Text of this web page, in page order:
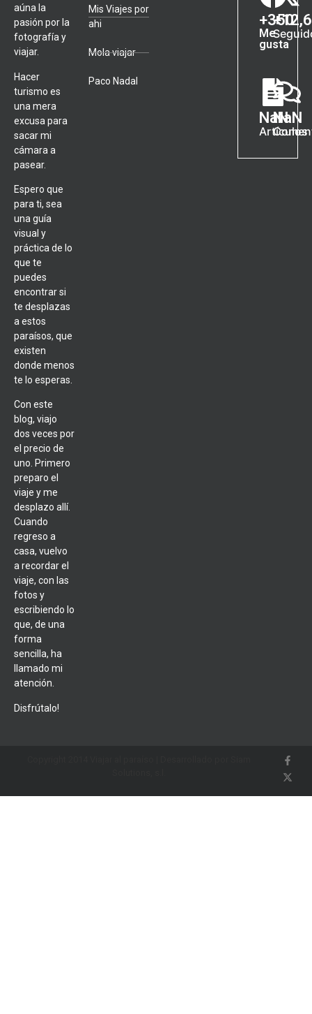
aúna la
pasión por la
fotografía y
viajar.
Hacer
turismo es
una mera
excusa para
sacar mi
cámara a
pasear.
Espero que
para ti, sea
una guía
visual y
práctica de lo
que te
puedes
encontrar si
te desplazas
a estos
paraísos, que
existen
donde menos
te lo esperas.
Con este
blog, viajo
dos veces por
el precio de
uno. Primero
preparo el
viaje y me
desplazo allí.
Cuando
regreso a
casa, vuelvo
a recordar el
viaje, con las
fotos y
escribiendo lo
que, de una
forma
sencilla, ha
llamado mi
atención.
Disfrútalo!
Mis Viajes por
ahi
Mola viajar
Paco Nadal
+350
Me
gusta
+
NaN
Artículos
NaN